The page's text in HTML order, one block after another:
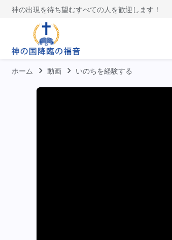
神の出現を待ち望むすべての人を歓迎します！
ホーム 動画 いのちを経験する